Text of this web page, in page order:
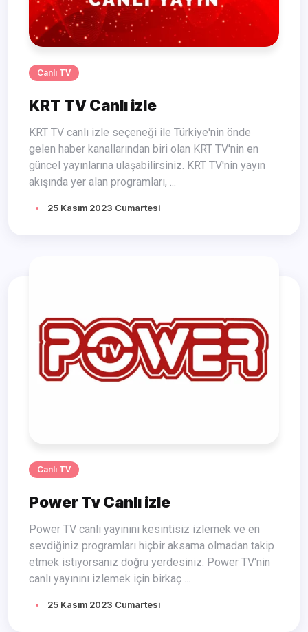
Canlı TV
KRT TV Canlı izle
KRT TV canlı izle seçeneği ile Türkiye'nin önde
gelen haber kanallarından biri olan KRT TV'nin en
güncel yayınlarına ulaşabilirsiniz. KRT TV'nin yayın
akışında yer alan programları, ...
25 Kasım 2023 Cumartesi
Canlı TV
Power Tv Canlı izle
Power TV canlı yayınını kesintisiz izlemek ve en
sevdiğiniz programları hiçbir aksama olmadan takip
etmek istiyorsanız doğru yerdesiniz. Power TV'nin
canlı yayınını izlemek için birkaç ...
25 Kasım 2023 Cumartesi